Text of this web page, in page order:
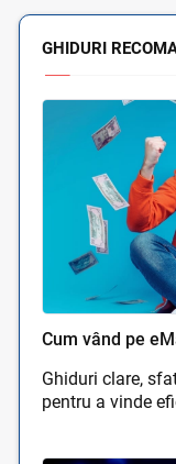
GHIDURI
Cum vând pe
Ghiduri clare,
pentru a vinde